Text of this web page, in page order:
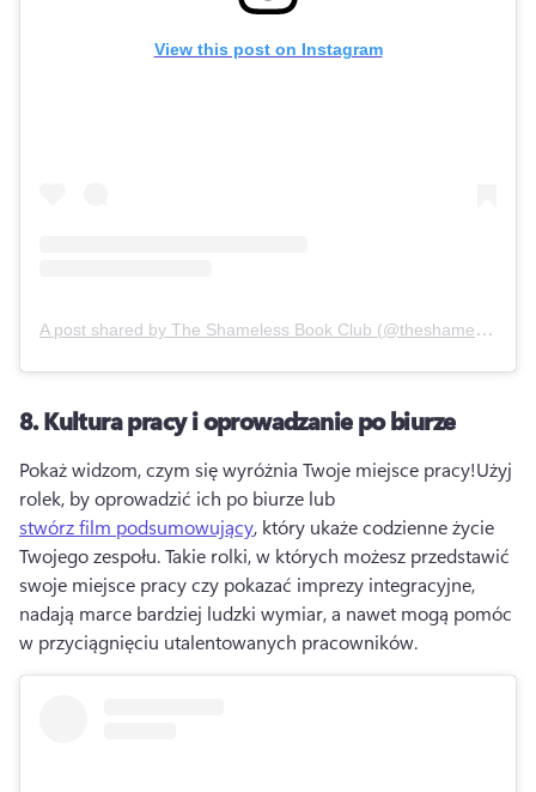
View this post on Instagram
A post shared by The Shameless Book Club (@theshamelessbookclub
8.Kultura pracy i oprowadzanie po biurze
Pokaż widzom, czym się wyróżnia Twoje miejsce pracy!Użyj
rolek, by oprowadzić ich po biurze lub
stwórz film podsumowujący, który ukaże codzienne życie
Twojego zespołu. Takie rolki, w których możesz przedstawić
swoje miejsce pracy czy pokazać imprezy integracyjne,
nadają marce bardziej ludzki wymiar, a nawet mogą pomóc
w przyciągnięciu utalentowanych pracowników.